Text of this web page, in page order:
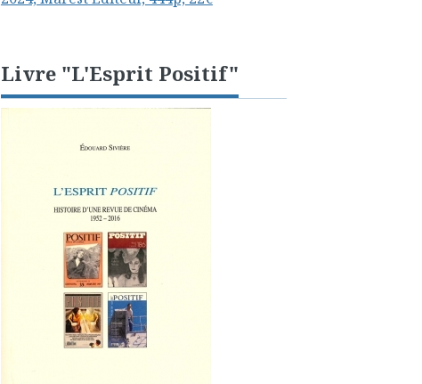
Livre "L'Esprit Positif"